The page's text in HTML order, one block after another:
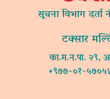
सूचना विभाग
टक्सार
का.म.न.पा. २९,
+९७७-०१-